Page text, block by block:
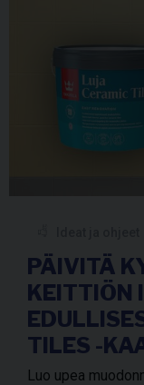
PÄIVITÄ
KEITTIÖN
TILES -
Luo upea